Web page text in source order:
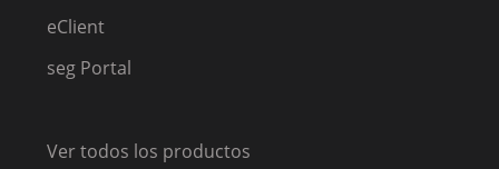
eClient
seg Portal
Ver todos los productos